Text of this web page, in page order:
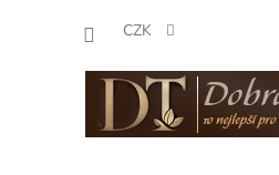
CZK